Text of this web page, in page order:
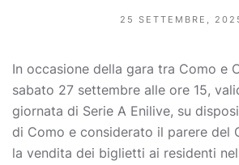
25 SETTEMBRE,
In occasione della gara tra Como e
sabato 27 settembre alle ore 15,
giornata di Serie A Enilive, su
di Como e considerato il parere del
la vendita dei biglietti ai residenti